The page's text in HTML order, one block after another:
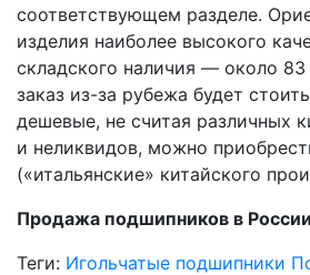
соответствующем разделе.
изделия наиболее высокого
складского наличия — около
заказ из-за рубежа будет
дешевые, не считая различных
и неликвидов, можно
(«итальянские» китайского
Продажа подшипников в
Теги: Игольчатые подшипники